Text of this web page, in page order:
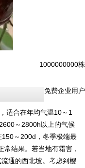
1000000000株
免费企业用户
适合在年均气温10～1
～2800h以上的气候
～200d，冬季极端最
结果。若当地有霜害，
通的西北坡。考虑到樱